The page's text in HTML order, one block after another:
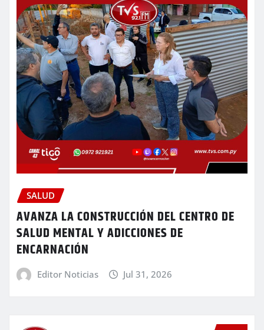
SALUD
AVANZA LA CONSTRUCCIÓN DEL CENTRO DE
SALUD MENTAL Y ADICCIONES DE
ENCARNACIÓN
Editor Noticias Jul 31, 2026